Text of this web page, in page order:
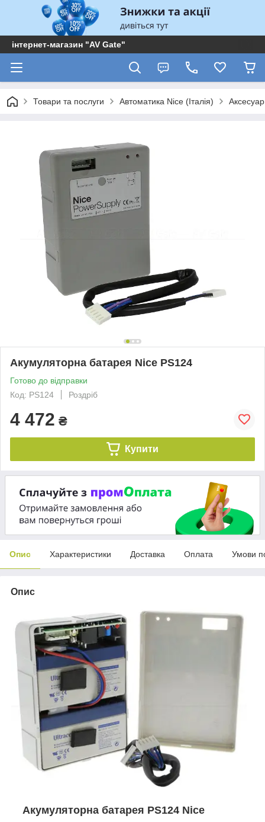
інтернет-магазин "AV Gate"
Товари та послуги Автоматика Nice (Італія)
Акумуляторна батарея Nice PS124
Готово до відправки
Код: PS124
Роздріб
4 472 ₴
Купити
Опис Характеристики Доставка Оплата Умови
Опис
Акумуляторна батарея PS124 Nice